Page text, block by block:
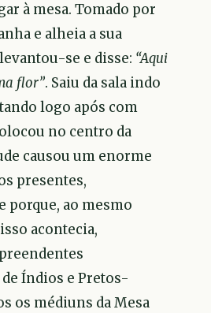
à mesa. Tomado por
e alheia a sua
se e disse: “Aqui
flor”. Saiu da sala indo
logo após com
no centro da
causou um enorme
presentes,
ao mesmo
acontecia,
Índios e Pretos-
os médiuns da Mesa